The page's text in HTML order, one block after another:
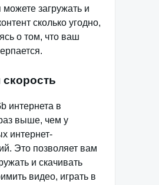
загружать и
сколько угодно,
о том, что ваш
интернета в
выше, чем у
интернет-
Это позволяет вам
и скачивать
видео, играть в